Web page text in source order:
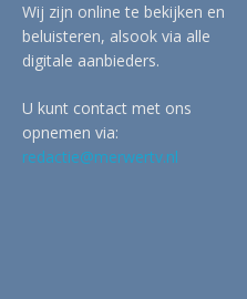
Wij zijn online te bekijken en
beluisteren, alsook via alle
digitale aanbieders.
U kunt contact met ons
opnemen via:
redactie@merwertv.nl